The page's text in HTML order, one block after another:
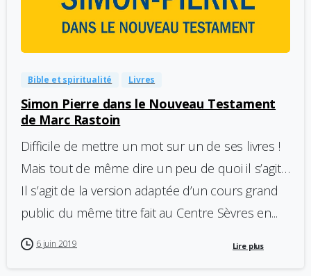
0
Bible et spiritualité Livres
Simon Pierre dans le Nouveau Testament
de Marc Rastoin
Difficile de mettre un mot sur un de ses livres !
Mais tout de même dire un peu de quoi il s’agit…
Il s’agit de la version adaptée d’un cours grand
public du même titre fait au Centre Sèvres en...
6 juin 2019 Lire plus